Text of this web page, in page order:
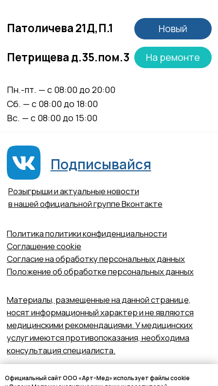
Официальный сайт ООО «Арт-Мед» использует файлы cookie